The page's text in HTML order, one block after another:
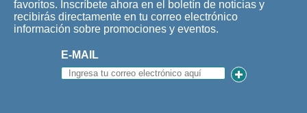
favoritos. Inscríbete ahora en el boletín de noticias y
recibirás directamente en tu correo electrónico
información sobre promociones y eventos.
E-MAIL